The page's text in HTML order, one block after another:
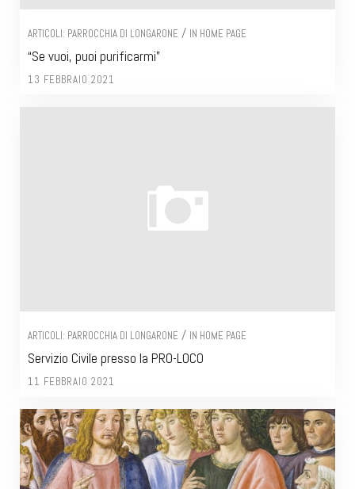
ARTICOLI: PARROCCHIA DI LONGARONE / IN HOME PAGE
“Se vuoi, puoi purificarmi”
13 FEBBRAIO 2021
ARTICOLI: PARROCCHIA DI LONGARONE / IN HOME PAGE
Servizio Civile presso la PRO-LOCO
11 FEBBRAIO 2021